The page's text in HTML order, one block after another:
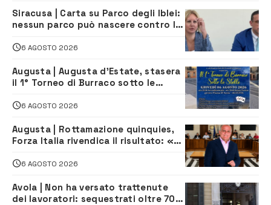
Siracusa | Carta su Parco degli Iblei:
nessun parco può nascere contro le
6 AGOSTO 2026
Augusta | Augusta d’Estate, stasera
il 1° Torneo di Burraco sotto le
6 AGOSTO 2026
Augusta | Rottamazione quinquies,
Forza Italia rivendica il risultato: «La
6 AGOSTO 2026
Avola | Non ha versato trattenute
dei lavoratori: sequestrati oltre 700